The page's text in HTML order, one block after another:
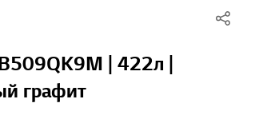
| 422л |
графит